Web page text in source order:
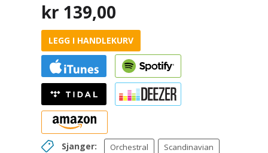
kr 139,00
LEGG I HANDLEKURV
Sjanger: Orchestral
Scandinavian